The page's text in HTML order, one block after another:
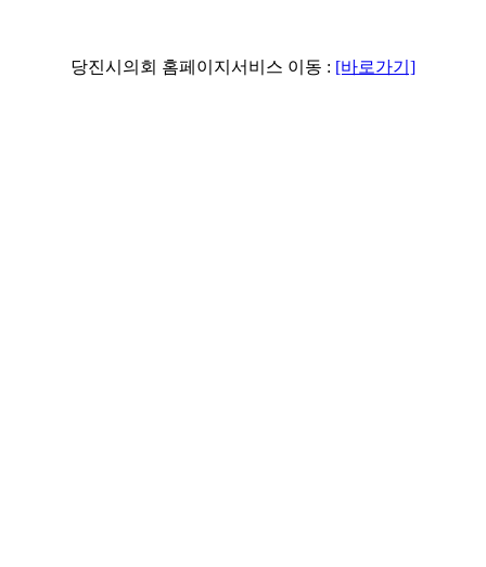
당진시의회 홈페이지서비스 이동 : [바로가기]